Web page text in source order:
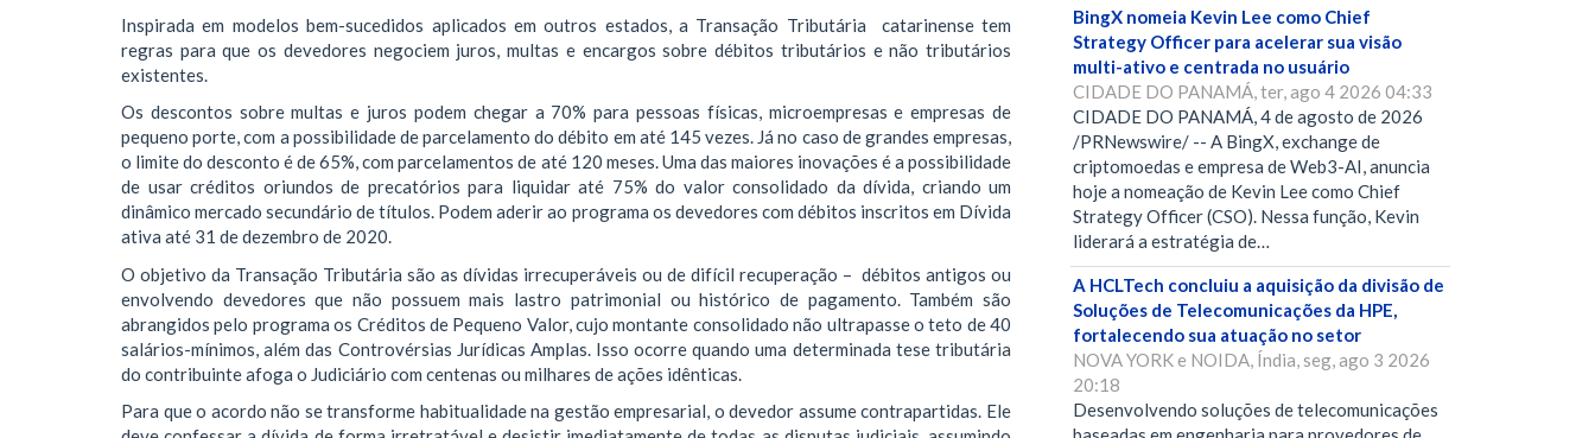
Inspirada em modelos bem-sucedidos aplicados em outros estados, a Transação Tributária catarinense tem
regras para que os devedores negociem juros, multas e encargos sobre débitos tributários e não tributários
existentes.
Os descontos sobre multas e juros podem chegar a 70% para pessoas físicas, microempresas e empresas de
pequeno porte, com a possibilidade de parcelamento do débito em até 145 vezes. Já no caso de grandes empresas,
o limite do desconto é de 65%, com parcelamentos de até 120 meses. Uma das maiores inovações é a possibilidade
de usar créditos oriundos de precatórios para liquidar até 75% do valor consolidado da dívida, criando um
dinâmico mercado secundário de títulos. Podem aderir ao programa os devedores com débitos inscritos em Dívida
ativa até 31 de dezembro de 2020.
O objetivo da Transação Tributária são as dívidas irrecuperáveis ou de difícil recuperação – débitos antigos ou
envolvendo devedores que não possuem mais lastro patrimonial ou histórico de pagamento. Também são
abrangidos pelo programa os Créditos de Pequeno Valor, cujo montante consolidado não ultrapasse o teto de 40
salários-mínimos, além das Controvérsias Jurídicas Amplas. Isso ocorre quando uma determinada tese tributária
do contribuinte afoga o Judiciário com centenas ou milhares de ações idênticas.
Para que o acordo não se transforme habitualidade na gestão empresarial, o devedor assume contrapartidas. Ele
BingX nomeia Kevin Lee como Chief
Strategy Officer para acelerar sua visão
multi-ativo e centrada no usuário
CIDADE DO PANAMÁ, ter, ago 4 2026 04:33
CIDADE DO PANAMÁ, 4 de agosto de 2026
/PRNewswire/ -- A BingX, exchange de
criptomoedas e empresa de Web3-AI, anuncia
hoje a nomeação de Kevin Lee como Chief
Strategy Officer (CSO). Nessa função, Kevin
liderará a estratégia de…
A HCLTech concluiu a aquisição da divisão de
Soluções de Telecomunicações da HPE,
fortalecendo sua atuação no setor
NOVA YORK e NOIDA, Índia, seg, ago 3 2026
20:18
Desenvolvendo soluções de telecomunicações